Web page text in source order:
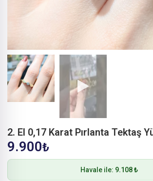
2. El 0,17 Karat Pırlanta Tektaş
9.900₺
Havale ile: 9.108 ₺